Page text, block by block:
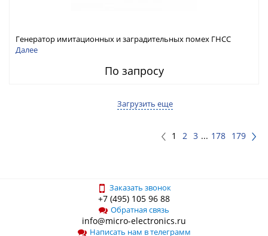
Генератор имитационных и заградительных помех ГНСС
RFТех ГНСП-4400
Далее
По запросу
Загрузить еще
1 2 3 ... 178 179
Заказать звонок
+7 (495) 105 96 88
Обратная связь
info@micro-electronics.ru
Написать нам в телеграмм